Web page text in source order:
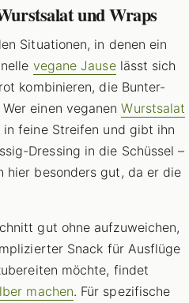
und Wraps
Situationen, in denen ein
vegane Jauselässt sich
kombinieren, die Bunter-
einen veganenWurstsalat
feine Streifen und gibt ihn
Dressing in die Schüssel –
hier besonders gut, da er die
gut ohne aufzuweichen,
Snack für Ausflüge
möchte, findet
machen. Für spezifische